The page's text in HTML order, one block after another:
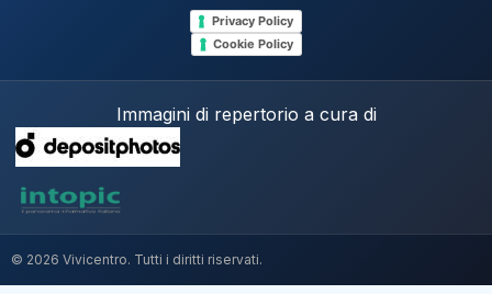
Privacy Policy
Cookie Policy
Immagini di repertorio a cura di
© 2026 Vivicentro. Tutti i diritti riservati.